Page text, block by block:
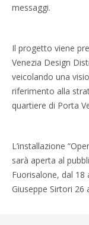
messaggi.
Il progetto viene
Venezia Design
veicolando una
riferimento alla
quartiere di Porta
L’installazione
sarà aperta al
Fuorisalone, dal 18
Giuseppe Sirtori 26